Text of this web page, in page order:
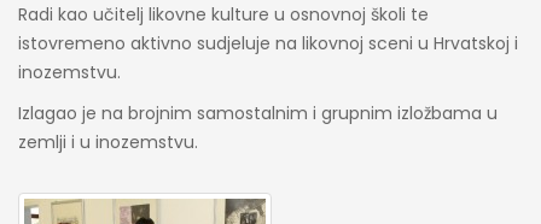
Radi kao učitelj likovne kulture u osnovnoj školi te
istovremeno aktivno sudjeluje na likovnoj sceni u Hrvatskoj i
inozemstvu.
Izlagao je na brojnim samostalnim i grupnim izložbama u
zemlji i u inozemstvu.